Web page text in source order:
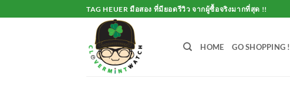
to
TAG HEUER มือสอง ที่มียอดรีวิว จากผู้ซื้อจริงมากที่สุด !!
HOME GO SHOPPING !